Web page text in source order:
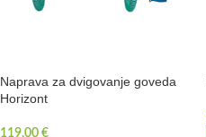
Naprava za dvigovanje goveda
Horizont
119,00 €